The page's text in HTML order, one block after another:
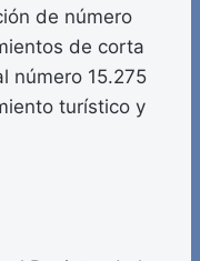
de número
de corta
número 15.275
turístico y